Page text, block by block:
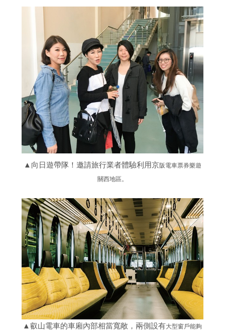
▲向日遊帶隊！邀請旅行業者體驗利用京阪電車票券樂遊
關西地區。
▲叡山電車的車廂內部相當寬敞，兩側設有大型窗戶能夠